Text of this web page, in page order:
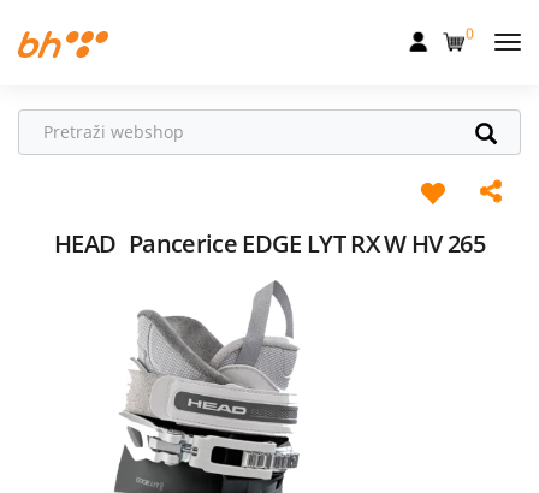
Fiksna
Televizija
0
HEAD Pancerice EDGE LYT RX W HV 265